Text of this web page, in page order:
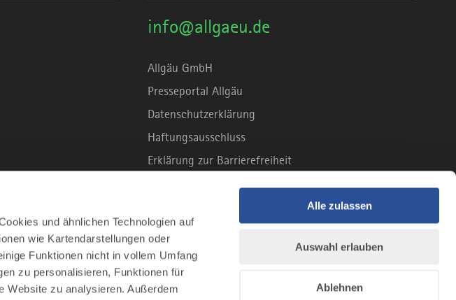
und ähnlichen Technologien auf
wie Kartendarstellungen oder
Funktionen nicht in vollem Umfang
zu personalisieren, Funktionen für
Website zu analysieren. Außerdem
Alle zulassen
Auswahl erlauben
Ablehnen
die Region
info@allgaeu.de
Allgäu GmbH
Presseportal Allgäu
Datenschutzerklärung
Haftungsausschluss
Erklärung zur Barrierefreiheit